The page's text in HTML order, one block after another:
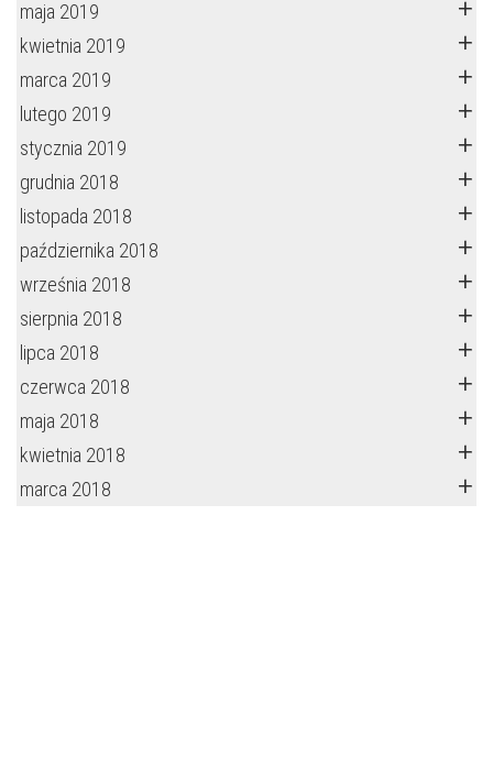
maja 2019
kwietnia 2019
marca 2019
lutego 2019
stycznia 2019
grudnia 2018
listopada 2018
października 2018
września 2018
sierpnia 2018
lipca 2018
czerwca 2018
maja 2018
kwietnia 2018
marca 2018